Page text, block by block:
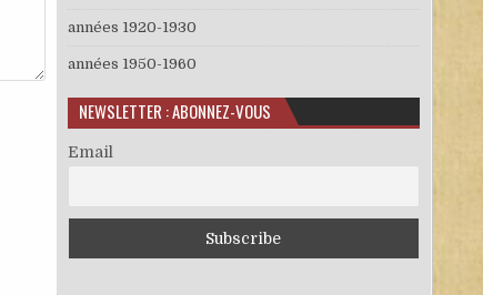
années 1920-1930
années 1950-1960
NEWSLETTER : ABONNEZ-VOUS
Email